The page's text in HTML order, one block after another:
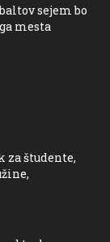
sejem bo
mesta
za študente,